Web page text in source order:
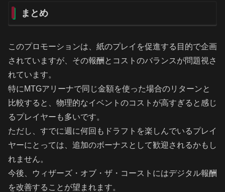
まとめ
このプロモーションは、紙のプレイを促進する目的で企画
されていますが、その報酬とコストのバランスが問題視さ
れています。
特にMTGアリーナで同じ金額を使った場合のリターンと
比較すると、物理的なイベントのコストが高すぎると感じ
るプレイヤーも多いです。
ただし、すでに週に何回もドラフトを楽しんでいるプレイ
ヤーにとっては、追加のボーナスとして歓迎されるかもし
れません。
今後、ウィザーズ・オブ・ザ・コーストにはデジタル報酬
を改善することが望まれます。